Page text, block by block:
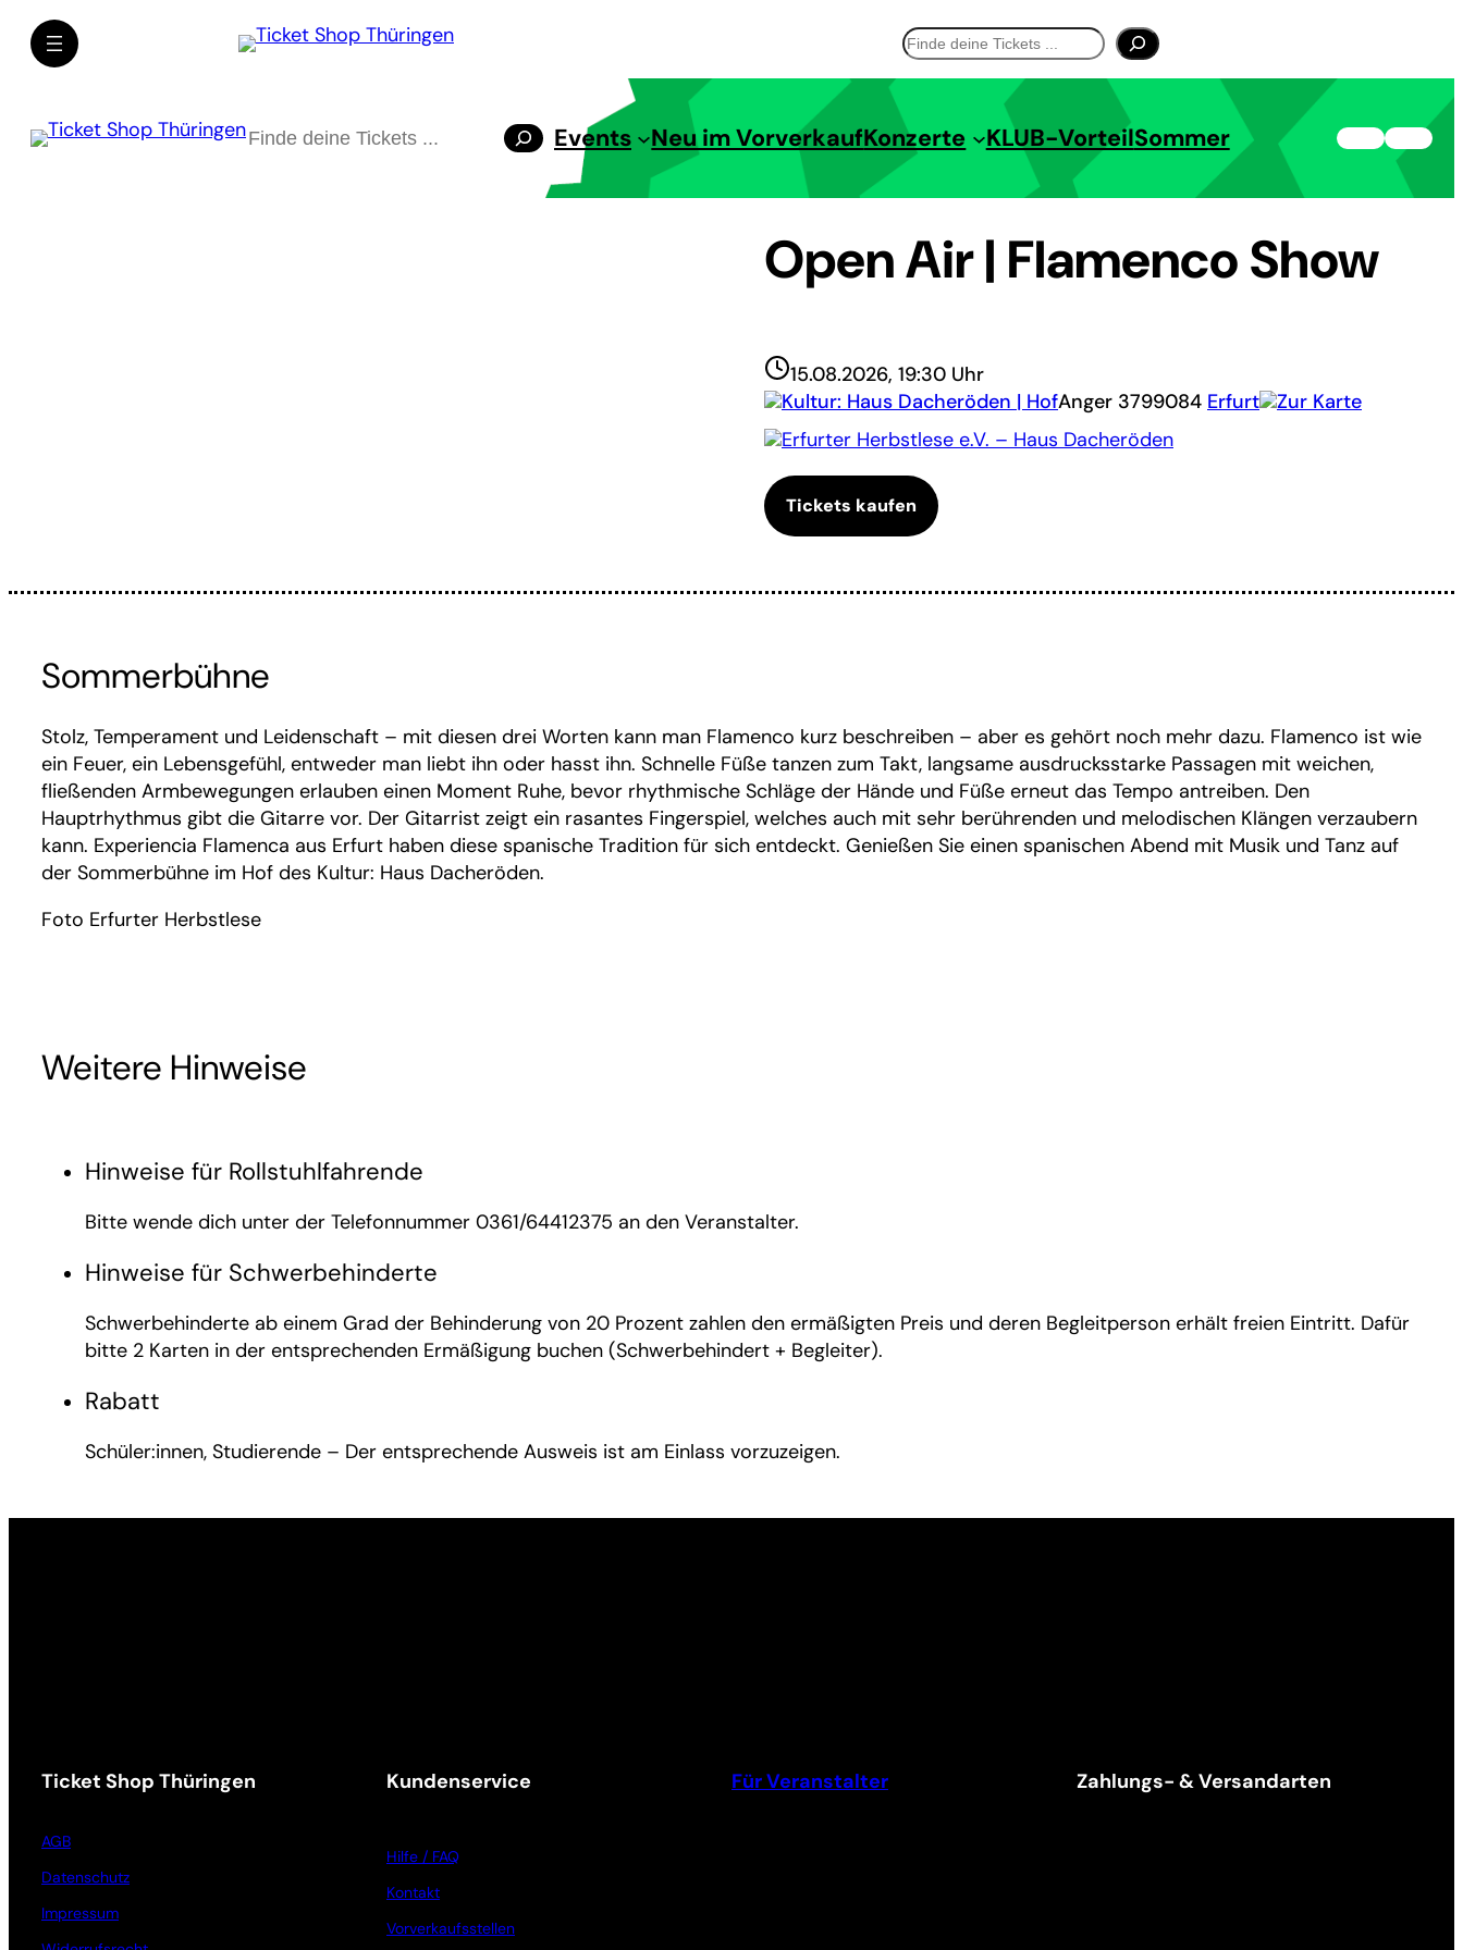
Suchen
Suchen Events Neu im VorverkaufKonzerte KLUB-VorteilSommer
Open Air | Flamenco Show
15.08.2026, 19:30 Uhr
Kultur: Haus Dacheröden | HofAnger 3799084 Erfurt
Zur Karte
Erfurter Herbstlese e.V. – Haus Dacheröden
Tickets kaufen
Sommerbühne
Stolz, Temperament und Leidenschaft – mit diesen drei Worten kann man Flamenco kurz beschreiben – aber es gehört noch mehr dazu. Flamenco ist wie
ein Feuer, ein Lebensgefühl, entweder man liebt ihn oder hasst ihn. Schnelle Füße tanzen zum Takt, langsame ausdrucksstarke Passagen mit weichen,
fließenden Armbewegungen erlauben einen Moment Ruhe, bevor rhythmische Schläge der Hände und Füße erneut das Tempo antreiben. Den
Hauptrhythmus gibt die Gitarre vor. Der Gitarrist zeigt ein rasantes Fingerspiel, welches auch mit sehr berührenden und melodischen Klängen verzaubern
kann. Experiencia Flamenca aus Erfurt haben diese spanische Tradition für sich entdeckt. Genießen Sie einen spanischen Abend mit Musik und Tanz auf
der Sommerbühne im Hof des Kultur: Haus Dacheröden.
Foto Erfurter Herbstlese
Weitere Hinweise
Hinweise für Rollstuhlfahrende
Bitte wende dich unter der Telefonnummer 0361/64412375 an den Veranstalter.
Hinweise für Schwerbehinderte
Schwerbehinderte ab einem Grad der Behinderung von 20 Prozent zahlen den ermäßigten Preis und deren Begleitperson erhält freien Eintritt. Dafür
bitte 2 Karten in der entsprechenden Ermäßigung buchen (Schwerbehindert + Begleiter).
Rabatt
Schüler:innen, Studierende – Der entsprechende Ausweis ist am Einlass vorzuzeigen.
Ticket Shop Thüringen
AGB
Datenschutz
Impressum
Kundenservice
Hilfe / FAQ
Kontakt
Vorverkaufsstellen
Für Veranstalter Zahlungs- & Versandarten